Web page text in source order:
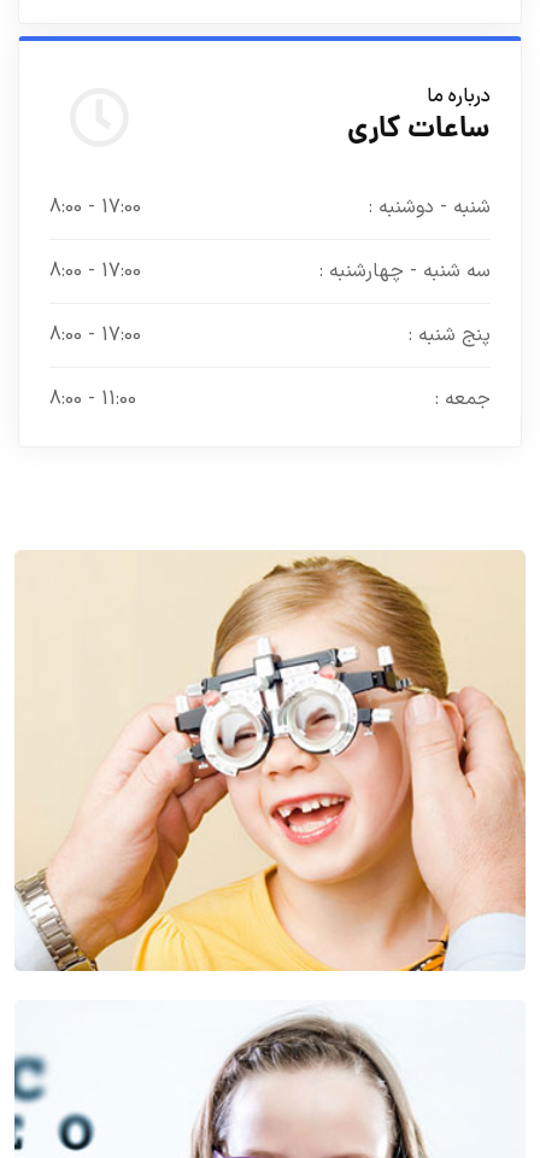
درباره ما
ساعات کاری
شنبه - دوشنبه : 17:00 - 8:00
سه شنبه - چهارشنبه : 17:00 - 8:00
پنج شنبه : 17:00 - 8:00
جمعه : 11:00 - 8:00